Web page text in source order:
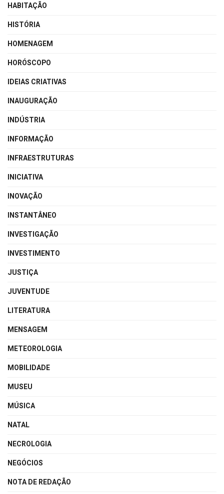
HABITAÇÃO
HISTÓRIA
HOMENAGEM
HORÓSCOPO
IDEIAS CRIATIVAS
INAUGURAÇÃO
INDÚSTRIA
INFORMAÇÃO
INFRAESTRUTURAS
INICIATIVA
INOVAÇÃO
INSTANTÂNEO
INVESTIGAÇÃO
INVESTIMENTO
JUSTIÇA
JUVENTUDE
LITERATURA
MENSAGEM
METEOROLOGIA
MOBILIDADE
MUSEU
MÚSICA
NATAL
NECROLOGIA
NEGÓCIOS
NOTA DE REDAÇÃO